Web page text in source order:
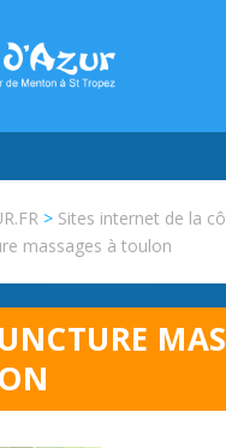
> Sites internet de la
massages à toulon